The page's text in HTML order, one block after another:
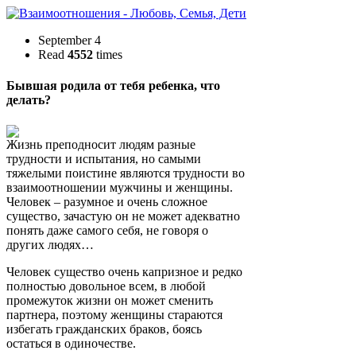
September 4
Read 4552 times
Бывшая родила от тебя ребенка, что
делать?
Жизнь преподносит людям разные
трудности и испытания, но самыми
тяжелыми поистине являются трудности во
взаимоотношении мужчины и женщины.
Человек – разумное и очень сложное
существо, зачастую он не может адекватно
понять даже самого себя, не говоря о
других людях…
Человек существо очень капризное и редко
полностью довольное всем, в любой
промежуток жизни он может сменить
партнера, поэтому женщины стараются
избегать гражданских браков, боясь
остаться в одиночестве.